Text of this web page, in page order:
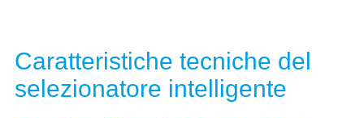
Caratteristiche tecniche del
selezionatore intelligente